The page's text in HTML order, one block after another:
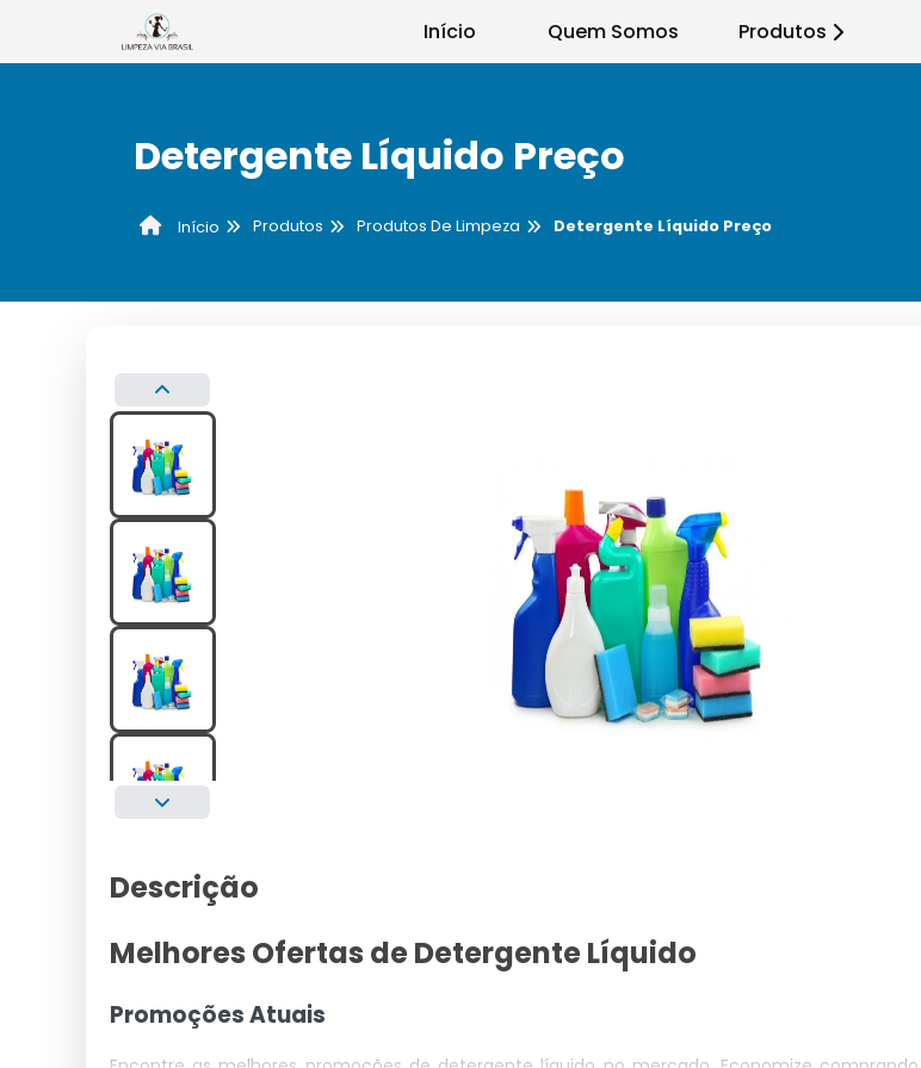
Início Quem Somos Produtos
Detergente Líquido Preço
Início Produtos Produtos De Limpeza Detergente Líquido Preço
Descrição
Melhores Ofertas de Detergente Líquido
Promoções Atuais